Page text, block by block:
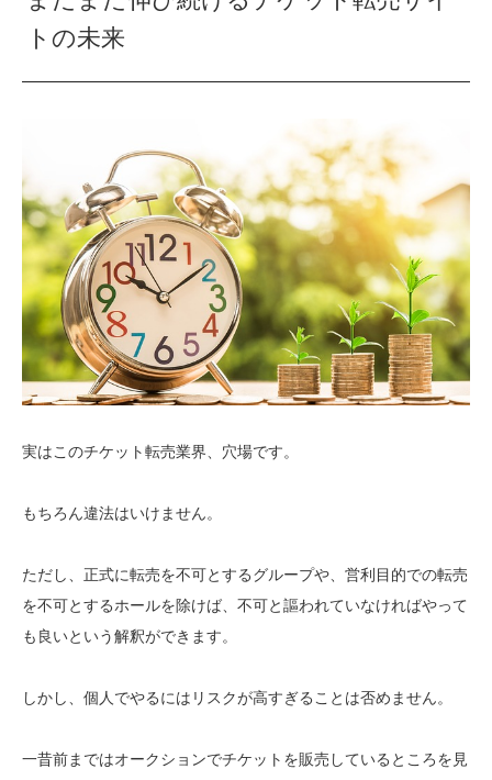
トの未来
実はこのチケット転売業界、穴場です。
もちろん違法はいけません。
ただし、正式に転売を不可とするグループや、営利目的での転売
を不可とするホールを除けば、不可と謳われていなければやって
も良いという解釈ができます。
しかし、個人でやるにはリスクが高すぎることは否めません。
一昔前まではオークションでチケットを販売しているところを見